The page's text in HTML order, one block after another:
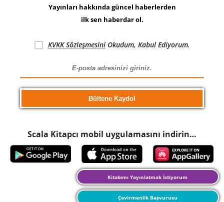
Yayınları hakkında güncel haberlerden
ilk sen haberdar ol.
KVKK SözleşmesiniOkudum, Kabul Ediyorum.
Scala Kitapcı mobil uygulamasını indirin…
Kitabımı Yayınlatmak İstiyorum
Çevirmenlik Başvurusu